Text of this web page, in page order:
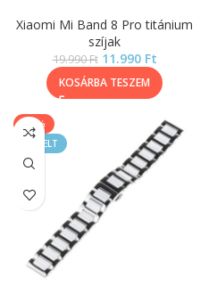
Xiaomi Mi Band 8 Pro titánium
szíjak
19.990Ft 11.990 Ft
KOSÁRBA TESZEM
-30%
KIEMELT